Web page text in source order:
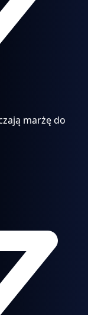
marżę do